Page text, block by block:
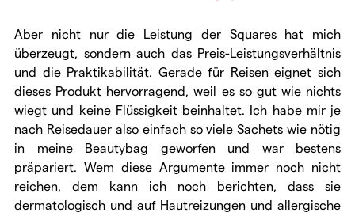
Aber nicht nur die Leistung der Squares hat mich
überzeugt, sondern auch das Preis-Leistungsverhältnis
und die Praktikabilität. Gerade für Reisen eignet sich
dieses Produkt hervorragend, weil es so gut wie nichts
wiegt und keine Flüssigkeit beinhaltet. Ich habe mir je
nach Reisedauer also einfach so viele Sachets wie nötig
in meine Beautybag geworfen und war bestens
präpariert. Wem diese Argumente immer noch nicht
reichen, dem kann ich noch berichten, dass sie
dermatologisch und auf Hautreizungen und allergische